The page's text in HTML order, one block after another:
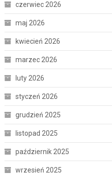
czerwiec 2026
maj 2026
kwiecień 2026
marzec 2026
luty 2026
styczeń 2026
grudzień 2025
listopad 2025
październik 2025
wrzesień 2025